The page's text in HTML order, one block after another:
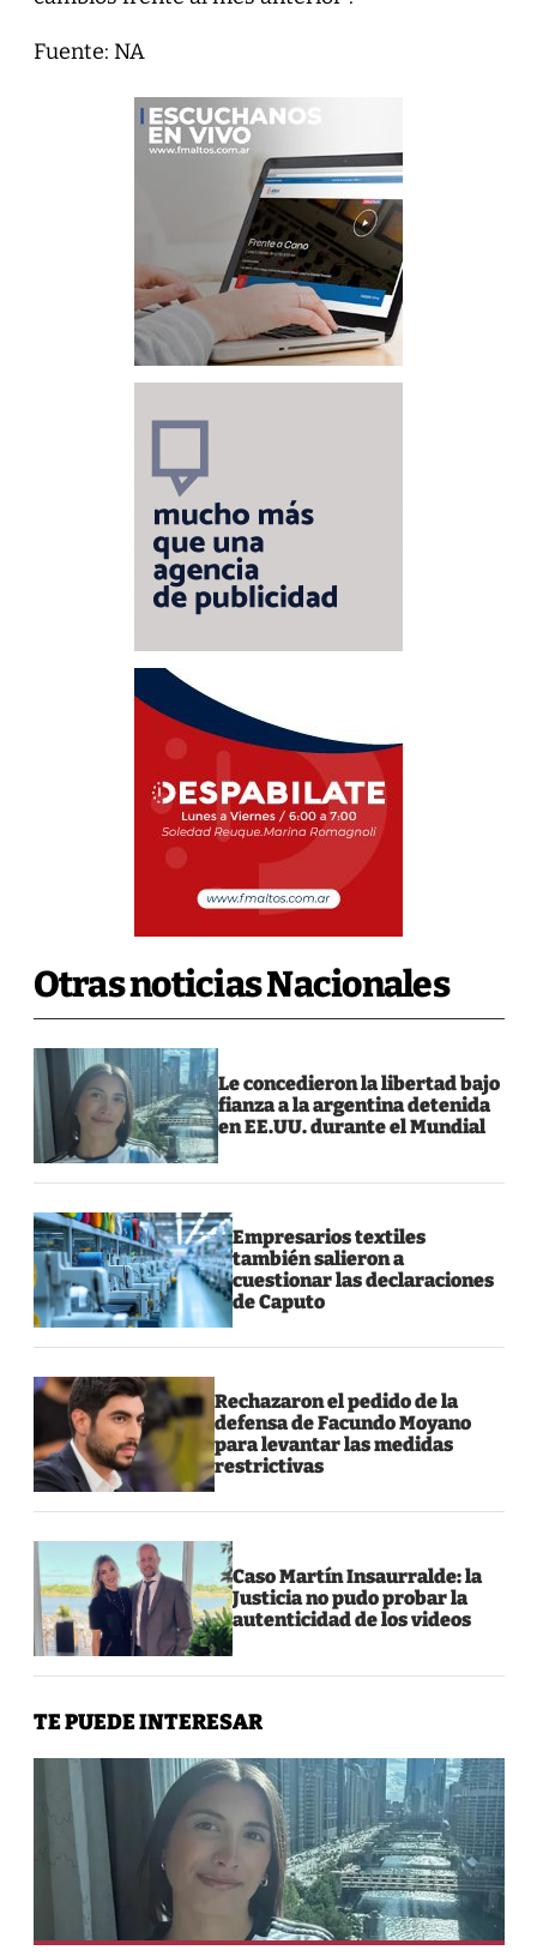
Fuente: NA
Otras noticias Nacionales
Le concedieron la libertad bajo
fianza a la argentina detenida
en EE.UU. durante el Mundial
Empresarios textiles
también salieron a
cuestionar las declaraciones
de Caputo
Rechazaron el pedido de la
defensa de Facundo Moyano
para levantar las medidas
restrictivas
Caso Martín Insaurralde: la
Justicia no pudo probar la
autenticidad de los videos
TE PUEDE INTERESAR